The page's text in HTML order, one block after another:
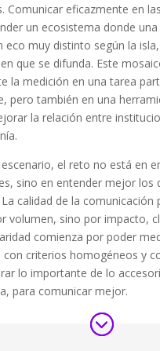
Comunicar eficazmente en
un ecosistema donde
eco muy distinto según la
que se difunda. Este
la medición en una tarea
pero también en una
la relación entre
escenario, el reto no está en
sino en entender mejor los
calidad de la comunicación
volumen, sino por impacto,
comienza por poder
con criterios homogéneos y
lo importante de lo
para comunicar mejor.